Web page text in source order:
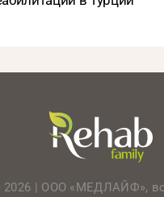
2026 | ООО «МЕДЛАЙФ»,